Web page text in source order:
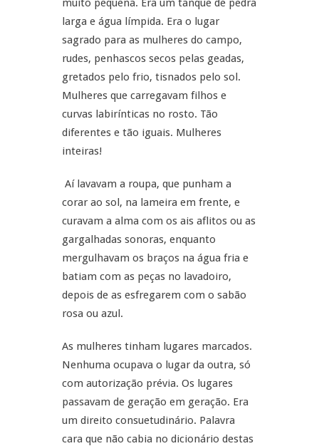
muito pequena. Era um tanque de pedra
larga e água límpida. Era o lugar
sagrado para as mulheres do campo,
rudes, penhascos secos pelas geadas,
gretados pelo frio, tisnados pelo sol.
Mulheres que carregavam filhos e
curvas labirínticas no rosto. Tão
diferentes e tão iguais. Mulheres
inteiras!
Aí lavavam a roupa, que punham a
corar ao sol, na lameira em frente, e
curavam a alma com os ais aflitos ou as
gargalhadas sonoras, enquanto
mergulhavam os braços na água fria e
batiam com as peças no lavadoiro,
depois de as esfregarem com o sabão
rosa ou azul.
As mulheres tinham lugares marcados.
Nenhuma ocupava o lugar da outra, só
com autorização prévia. Os lugares
passavam de geração em geração. Era
um direito consuetudinário. Palavra
cara que não cabia no dicionário destas